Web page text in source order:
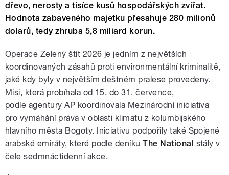
dřevo, nerosty a tisíce kusů hospodářských zvířat.
Hodnota zabaveného majetku přesahuje 280 milionů
dolarů, tedy zhruba 5,8 miliard korun.
Operace Zelený štít 2026 je jedním z největších
koordinovaných zásahů proti environmentální kriminalitě,
jaké kdy byly v největším deštném pralese provedeny.
Misi, která probíhala od 15. do 31. července,
podle agentury AP koordinovala Mezinárodní iniciativa
pro vymáhání práva v oblasti klimatu z kolumbijského
hlavního města Bogoty. Iniciativu podpořily také Spojené
arabské emiráty, které podle deníkuThe National stály v
čele sedmnáctidenní akce.